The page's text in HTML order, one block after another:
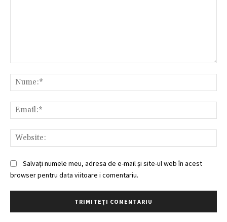
Salvați numele meu, adresa de e-mail și site-ul web în acest
browser pentru data viitoare i comentariu.